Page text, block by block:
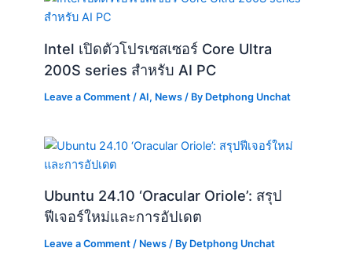
Intel เปิดตัวโปรเซสเซอร์ Core Ultra
200S series สำหรับ AI PC
Leave a Comment /AI, News / By Detphong Unchat
Ubuntu 24.10 ‘Oracular Oriole’: สรุป
ฟีเจอร์ใหม่และการอัปเดต
Leave a Comment / News / By Detphong Unchat